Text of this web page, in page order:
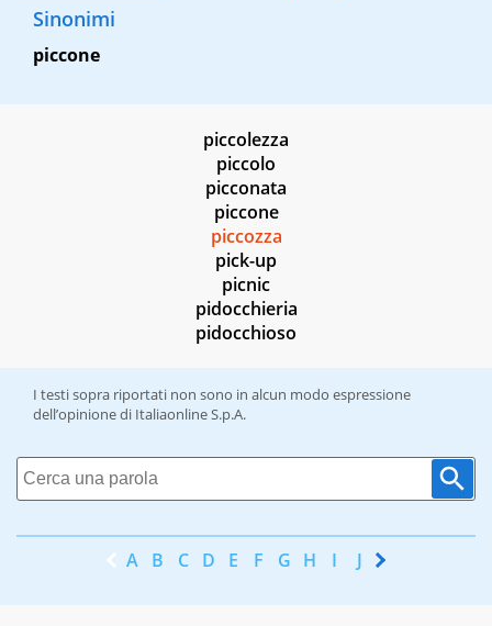
Sinonimi
piccone
piccolezza
piccolo
picconata
piccone
piccozza
pick-up
picnic
pidocchieria
pidocchioso
I testi sopra riportati non sono in alcun modo espressione
dell’opinione di Italiaonline S.p.A.
A B C D E F G H I J K